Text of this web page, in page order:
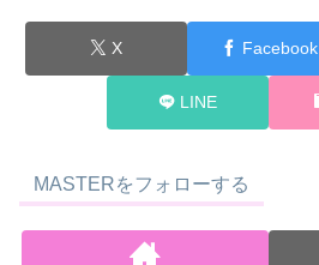
X Facebook
LINE
MASTERをフォローする